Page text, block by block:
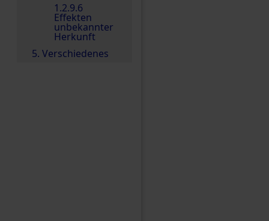
1.2.9.6
Effekten
unbekannter
Herkunft
5. Verschiedenes